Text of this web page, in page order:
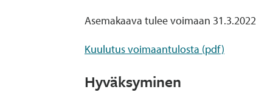
Asemakaava tulee voimaan 31.3.2022
Kuulutus voimaantulosta (pdf)
Hyväksyminen